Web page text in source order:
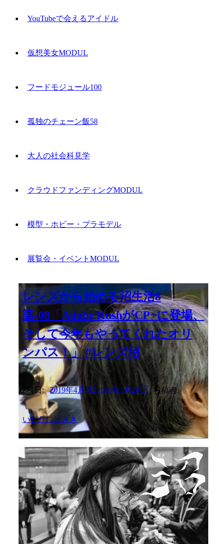
YouTubeで会えるアイドル
仮想美女MODUL
フードモジュール100
孤独のチェーン飯58
大人の社会科見学
クラウドファンディングMODUL
模型・ホビー・プラモデル
展覧会・イベントMODUL
レンズから始める沼生活8
話-08「Adobe RushがCP+に登場、
そして今年もやってくれたオリ
ンパス！」 #レンズ沼
投稿日: 2019年4月4日 2019年3月29日 投稿者:
いしたにまさき